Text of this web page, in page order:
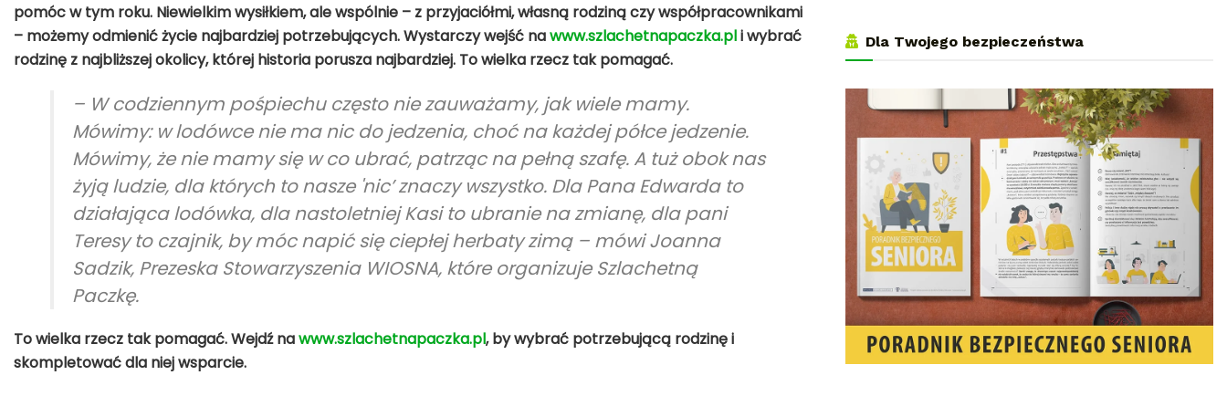
pomóc w tym roku. Niewielkim wysiłkiem, ale wspólnie – z przyjaciółmi, własną rodziną czy współpracownikami
– możemy odmienić życie najbardziej potrzebujących. Wystarczy wejść nawww.szlachetnapaczka.pli wybrać
rodzinę z najbliższej okolicy, której historia porusza najbardziej. To wielka rzecz tak pomagać.
– W codziennym pośpiechu często nie zauważamy, jak wiele mamy.
Mówimy: w lodówce nie ma nic do jedzenia, choć na każdej półce jedzenie.
Mówimy, że nie mamy się w co ubrać, patrząc na pełną szafę. A tuż obok nas
żyją ludzie, dla których to nasze 'nic’ znaczy wszystko. Dla Pana Edwarda to
działająca lodówka, dla nastoletniej Kasi to ubranie na zmianę, dla pani
Teresy to czajnik, by móc napić się ciepłej herbaty zimą – mówi Joanna
Sadzik, Prezeska Stowarzyszenia WIOSNA, które organizuje Szlachetną
Paczkę.
To wielka rzecz tak pomagać. Wejdź nawww.szlachetnapaczka.pl, by wybrać potrzebującą rodzinę i
skompletować dla niej wsparcie.
Dla Twojego bezpieczeństwa